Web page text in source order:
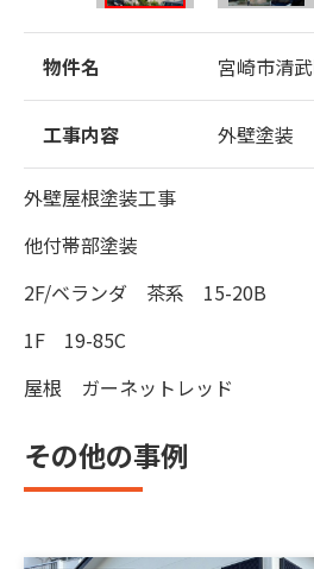
物件名 宮崎市清
工事内容 外壁塗装
外壁屋根塗装工事
他付帯部塗装
2F/ベランダ 茶系 15-20B
1F 19-85C
屋根 ガーネットレッド
その他の事例